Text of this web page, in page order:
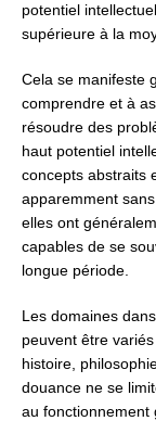
potentiel
supérieure à la
Cela se manifeste
comprendre et à
résoudre des
haut potentiel
concepts abstraits
apparemment
elles ont
capables de se
longue période.
Les domaines
peuvent être
histoire,
douance ne se
au fonctionnement